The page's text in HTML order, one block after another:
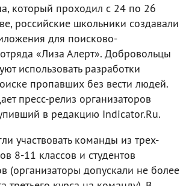
который проходил с 24 по 26
российские школьники создавали
для поисково-
«Лиза Алерт». Добровольцы
использовать разработки
пропавших без вести людей.
пресс-релиз организаторов
в редакцию Indicator.Ru.
участвовать команды из трех-
8-11 классов и студентов
(организаторы допускали не более